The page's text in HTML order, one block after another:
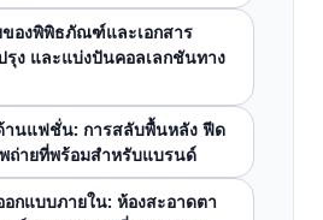
องพิพิธภัณฑ์และเอกสาร
ง และแบ่งปันคอลเลกชันทาง
านแฟชั่น: การสลับพื้นหลัง ฟีด
ถ่ายที่พร้อมสำหรับแบรนด์
กแบบภายใน: ห้องสะอาดตา